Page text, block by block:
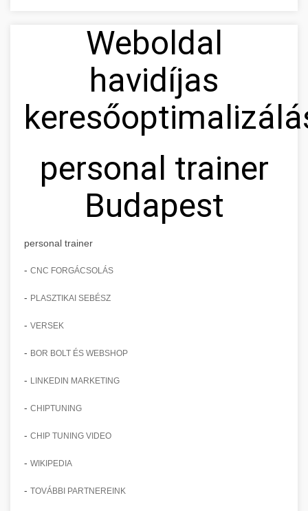
Weboldal
havidíjas
personal trainer
Budapest
personal trainer
- CNC FORGÁCSOLÁS
- PLASZTIKAI SEBÉSZ
- VERSEK
- BOR BOLT ÉS WEBSHOP
- LINKEDIN MARKETING
- CHIPTUNING
- CHIP TUNING VIDEO
- WIKIPEDIA
- TOVÁBBI PARTNEREINK